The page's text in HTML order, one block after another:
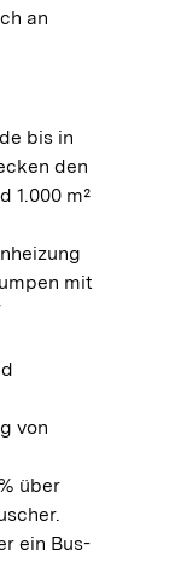
an
bis in
den
1.000 m²
mit
von
über
ein Bus-